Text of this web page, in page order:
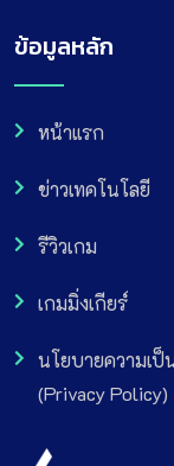
ข้อมูลหลัก
หน้าแรก
ข่าวเทคโนโลยี
รีวิวเกม
เกมมิ่งเกียร์
นโยบายความเป็
(Privacy Policy)